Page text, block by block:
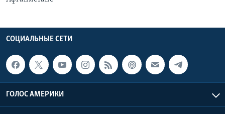
СОЦИАЛЬНЫЕ СЕТИ
ГОЛОС АМЕРИКИ